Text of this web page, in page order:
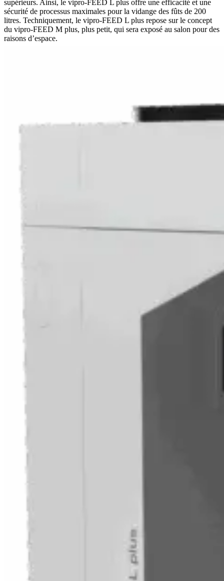
supérieurs. Ainsi, le vipro-FEED L plus offre une efficacité et une
sécurité de processus maximales pour la vidange des fûts de 200
litres. Techniquement, le vipro-FEED L plus repose sur le concept
du vipro-FEED M plus, plus petit, qui sera exposé au salon pour des
raisons d’espace.